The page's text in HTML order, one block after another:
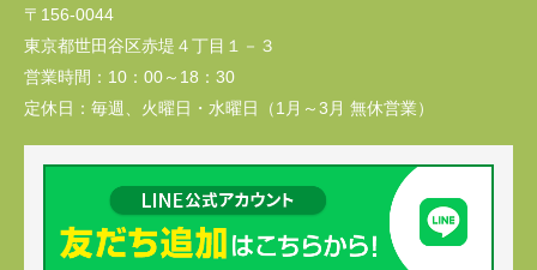
〒156-0044
東京都世田谷区赤堤４丁目１－３
営業時間： 10：00～18：30
定休日： 毎週、火曜日・水曜日（1月～3月 無休営業）